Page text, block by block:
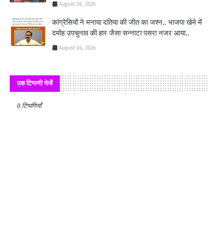
August 06, 2026
कांग्रेसियों ने मनाया दतिया की जीत का जश्न.. भाजपा खेमे में
दमोह उपचुनाव की हार जैसा सन्नाटा पसरा नजर आया..
August 04, 2026
एक टिप्पणी भेजें
0 टिप्पणियाँ